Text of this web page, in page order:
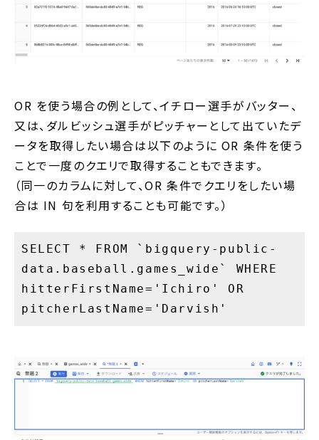
OR を使う場合の例として、イチロー選手がバッター、
又は、ダルビッシュ選手がピッチャーとして出ていたデ
ータを取得したい場合は以下のように OR 条件を使う
ことで一度のクエリで取得することもできます。
（同一のカラムに対して、OR 条件でクエリをしたい場
合は IN 句を利用することも可能です。）
SELECT * FROM `bigquery-public-
data.baseball.games_wide` WHERE
hitterFirstName='Ichiro' OR
pitcherLastName='Darvish'